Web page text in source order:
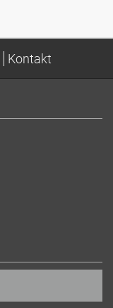
Kontakt